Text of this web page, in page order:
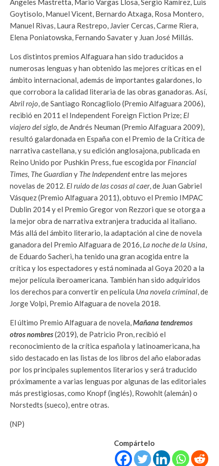
Ángeles Mastretta, Mario Vargas Llosa, Sergio Ramírez, Luis
Goytisolo, Manuel Vicent, Bernardo Atxaga, Rosa Montero,
Manuel Rivas, Laura Restrepo, Javier Cercas, Carme Riera,
Elena Poniatowska, Fernando Savater y Juan José Millás.
Los distintos premios Alfaguara han sido traducidos a
numerosas lenguas y han obtenido las mejores críticas en el
ámbito internacional, además de importantes galardones, lo
que corrobora la calidad literaria de las obras ganadoras. Así,
Abril rojo, de Santiago Roncagliolo (Premio Alfaguara 2006),
recibió en 2011 el Independent Foreign Fiction Prize; El
viajero del siglo, de Andrés Neuman (Premio Alfaguara 2009),
resultó galardonada en España con el Premio de la Crítica de
narrativa castellana, y su edición anglosajona, publicada en
Reino Unido por Pushkin Press, fue escogida por Financial
Times, The Guardiany The Independententre las mejores
novelas de 2012. El ruido de las cosas al caer, de Juan Gabriel
Vásquez (Premio Alfaguara 2011), obtuvo el Premio IMPAC
Dublin 2014 y el Premio Gregor von Rezzori que se otorga a
la mejor obra de narrativa extranjera traducida al italiano.
Más allá del ámbito literario, la adaptación al cine de novela
ganadora del Premio Alfaguara de 2016, La noche de la Usina,
de Eduardo Sacheri, ha tenido una gran acogida entre la
crítica y los espectadores y está nominada al Goya 2020 a la
mejor película iberoamericana. También han sido adquiridos
los derechos para convertir en película Una novela criminal, de
Jorge Volpi, Premio Alfaguara de novela 2018.
El último Premio Alfaguara de novela,Mañana tendremos
otros nombres(2019), de Patricio Pron, recibió el
reconocimiento de la crítica española y latinoamericana, ha
sido destacado en las listas de los libros del año elaboradas
por los principales suplementos literarios y será traducido
próximamente a varias lenguas por algunas de las editoriales
más prestigiosas, como Knopf (inglés), Rowohlt (alemán) o
Norstedts (sueco), entre otras.
(NP)
Compártelo